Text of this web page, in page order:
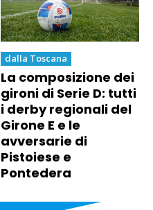
dalla Toscana
La composizione dei
gironi di Serie D: tutti
i derby regionali del
Girone E e le
avversarie di
Pistoiese e
Pontedera